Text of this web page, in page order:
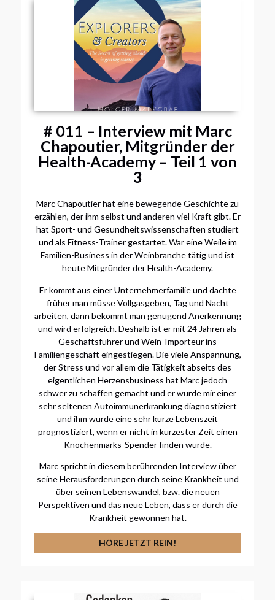
# 011 – Interview mit Marc
Chapoutier, Mitgründer der
Health-Academy – Teil 1 von
3
Marc Chapoutier hat eine bewegende Geschichte zu
erzählen, der ihm selbst und anderen viel Kraft gibt. Er
hat Sport- und Gesundheitswissenschaften studiert
und als Fitness-Trainer gestartet. War eine Weile im
Familien-Business in der Weinbranche tätig und ist
heute Mitgründer der Health-Academy.
Er kommt aus einer Unternehmerfamilie und dachte
früher man müsse Vollgasgeben, Tag und Nacht
arbeiten, dann bekommt man genügend Anerkennung
und wird erfolgreich. Deshalb ist er mit 24 Jahren als
Geschäftsführer und Wein-Importeur ins
Familiengeschäft eingestiegen. Die viele Anspannung,
der Stress und vor allem die Tätigkeit abseits des
eigentlichen Herzensbusiness hat Marc jedoch
schwer zu schaffen gemacht und er wurde mir einer
sehr seltenen Autoimmunerkrankung diagnostiziert
und ihm wurde eine sehr kurze Lebenszeit
prognostiziert, wenn er nicht in kürzester Zeit einen
Knochenmarks-Spender finden würde.
Marc spricht in diesem berührenden Interview über
seine Herausforderungen durch seine Krankheit und
über seinen Lebenswandel, bzw. die neuen
Perspektiven und das neue Leben, dass er durch die
Krankheit gewonnen hat.
HÖRE JETZT REIN!